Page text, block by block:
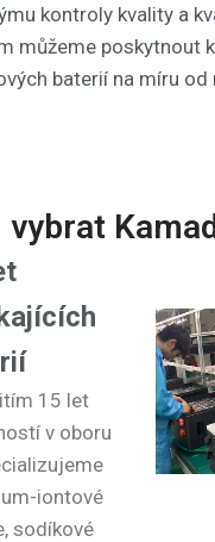
kontroly kvality a
můžeme poskytnout
baterií na míru od
15 let
v oboru
iontové
sodíkové